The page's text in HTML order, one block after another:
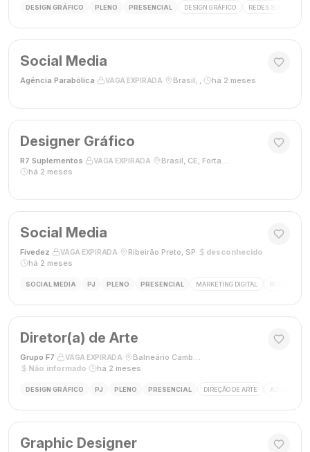
DESIGN GRÁFICO PLENO PRESENCIAL DESIGN GRÁFICO REDES SOCIAIS
Social Media
Agência Parabólica VAGA EXPIRADA Brasil, , há 2 meses
Designer Gráfico
R7 Suplementos VAGA EXPIRADA Brasil, CE, Fortaleza
há 2 meses
Social Media
Fivedez VAGA EXPIRADA Ribeirão Preto, SP desconhecido
há 2 meses
SOCIAL MEDIA PJ PLENO PRESENCIAL MARKETING DIGITAL REDES
Diretor(a) de Arte
Grupo F7 VAGA EXPIRADA Balneário Camboriú, SC, Brasil
Não informado
há 2 meses
DESIGN GRÁFICO PJ PLENO PRESENCIAL DIREÇÃO DE ARTE ADOBE
Graphic Designer